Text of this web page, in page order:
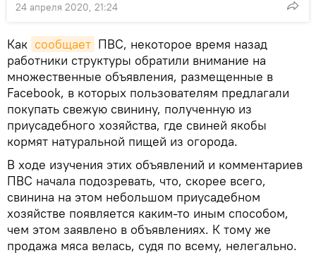
24 апреля 2020, 21:24
Как сообщает ПВС, некоторое время назад
работники структуры обратили внимание на
множественные объявления, размещенные в
Facebook, в которых пользователям предлагали
покупать свежую свинину, полученную из
приусадебного хозяйства, где свиней якобы
кормят натуральной пищей из огорода.
В ходе изучения этих объявлений и комментариев
ПВС начала подозревать, что, скорее всего,
свинина на этом небольшом приусадебном
хозяйстве появляется каким-то иным способом,
чем этом заявлено в объявлениях. К тому же
продажа мяса велась, судя по всему, нелегально.